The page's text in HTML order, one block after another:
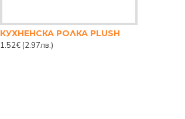
КУХНЕНСКА РОЛКА PLUSH
1.52€ (2.97лв.)